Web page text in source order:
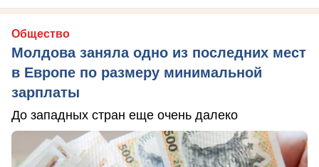
Общество
Молдова заняла одно из последних мест
в Европе по размеру минимальной
зарплаты
До западных стран еще очень далеко